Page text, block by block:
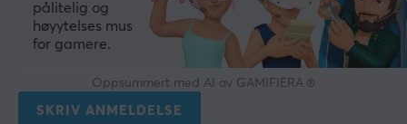
FORBINDELSE
2.4GHz, USB
pålitelig og
høyytelses mus
for gamere.
Oppsummert med AI av GAMIFIERA.®
SKRIV ANMELDELSE